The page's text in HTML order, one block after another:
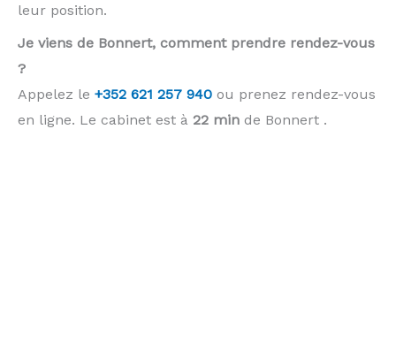
leur position.
Je viens de Bonnert, comment prendre rendez-vous
?
Appelez le +352 621 257 940 ou prenez rendez-vous
en ligne. Le cabinet est à 22 min de Bonnert .